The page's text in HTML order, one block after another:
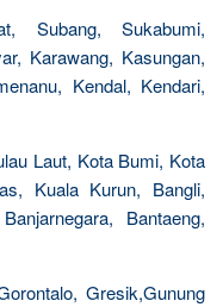
Subang, Sukabumi,
Karawang, Kasungan,
Kendal, Kendari,
Laut, Kota Bumi, Kota
Kuala Kurun, Bangli,
Bantaeng,
Gresik,Gunung